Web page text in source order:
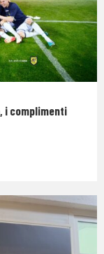
i complimenti